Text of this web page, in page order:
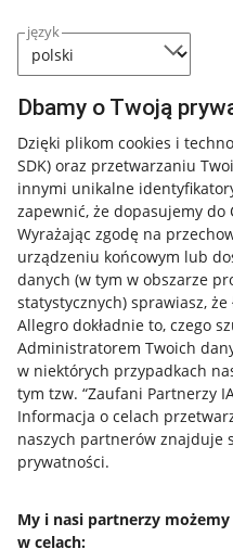
język
Dbamy o Twoją
Dzięki plikom cookies i
SDK) oraz przetwarzaniu
innymi unikalne
zapewnić, że dopasujemy
Wyrażając zgodę na
urządzeniu końcowym lub
danych (w tym w obszarze
statystycznych) sprawiasz,
Allegro dokładnie to, czego
Administratorem Twoich
w niektórych przypadkach
tym tzw. “Zaufani Partnerzy
Informacja o celach
naszych partnerów znajduje
prywatności.
My i nasi partnerzy
w celach:
Przydatne informacje
Jak to działa
Allegro Gadane dla